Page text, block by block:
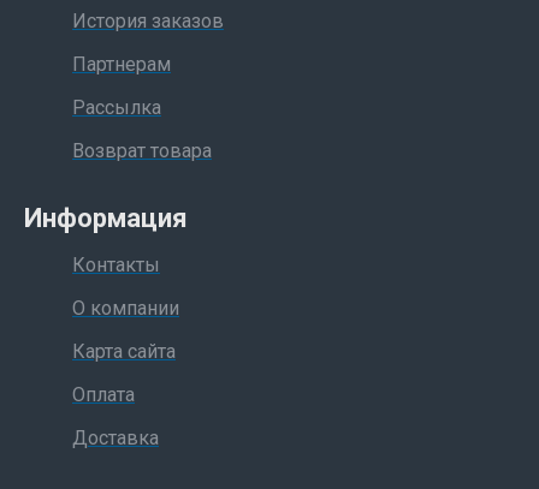
История заказов
Партнерам
Рассылка
Возврат товара
Информация
Контакты
О компании
Карта сайта
Оплата
Доставка